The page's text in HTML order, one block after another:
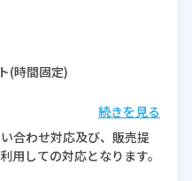
(時間固定)
より相談可能
続きを見る
合わせ対応及び、販売提
用しての対応となります。